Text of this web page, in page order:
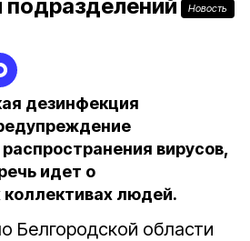
Новость
дезинфекция
вирусов,
идет о
людей.
Белгородской области